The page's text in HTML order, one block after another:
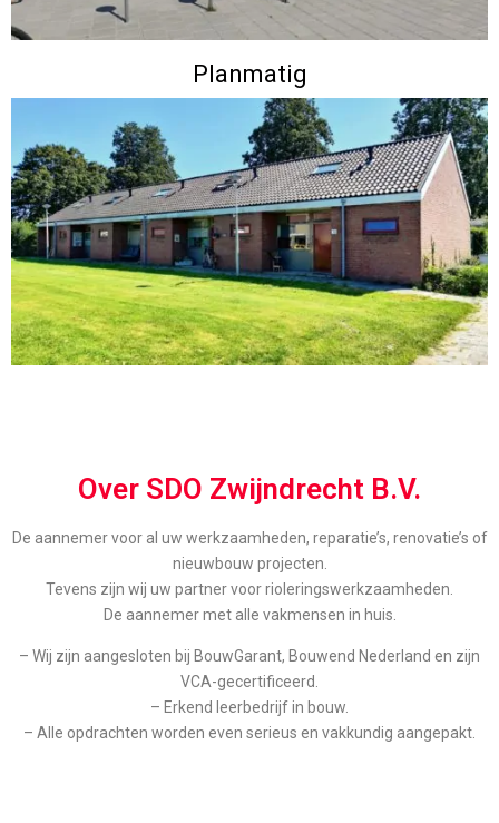
Planmatig
Over SDO Zwijndrecht B.V.
De aannemer voor al uw werkzaamheden, reparatie’s, renovatie’s of
nieuwbouw projecten.
Tevens zijn wij uw partner voor rioleringswerkzaamheden.
De aannemer met alle vakmensen in huis.
– Wij zijn aangesloten bij BouwGarant, Bouwend Nederland en zijn
VCA-gecertificeerd.
– Erkend leerbedrijf in bouw.
– Alle opdrachten worden even serieus en vakkundig aangepakt.